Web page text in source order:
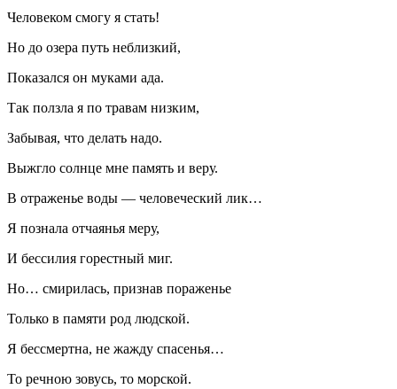
Человеком смогу я стать!
Но до озера путь неблизкий,
Показался он муками ада.
Так ползла я по травам низким,
Забывая, что делать надо.
Выжгло солнце мне память и веру.
В отраженье воды — человеческий лик…
Я познала отчаянья меру,
И бессилия горестный миг.
Но… смирилась, признав пораженье
Только в памяти род людской.
Я бессмертна, не жажду спасенья…
То речною зовусь, то морской.